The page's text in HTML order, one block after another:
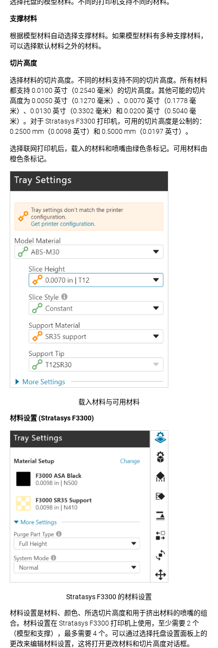
选择托盘的模型材料。不同的打印机支持不同的材料。
支撑材料
根据模型材料自动选择支撑材料。如果模型材料有多种支撑材料，
可以选择默认材料之外的材料。
切片高度
选择材料的切片高度。不同的材料支持不同的切片高度。所有材料
都支持 0.0100 英寸（0.2540 毫米）的切片高度。其他可能的切片
高度为 0.0050 英寸（0.1270 毫米）、0.0070 英寸（0.1778 毫
米）、0.0130 英寸（0.3302 毫米）和 0.0200 英寸（0.5040 毫
米）。对于 Stratasys F3300 打印机，可用的切片高度是公制的：
0.2500 mm（0.0098 英寸）和 0.5000 mm（0.0197 英寸）。
选择联网打印机后，载入的材料和喷嘴由绿色条标记。可用材料由
橙色条标记。
载入材料与可用材料
材料设置 (Stratasys F3300)
Stratasys F3300 的材料设置
材料设置是材料、颜色、所选切片高度和用于挤出材料的喷嘴的组
合。材料设置在 Stratasys F3300 打印机上使用，至少需要 2 个
（模型和支撑），最多需要 4 个。可以通过选择托盘设置面板上的
更改来编辑材料设置，这将打开更改材料和切片高度对话框。